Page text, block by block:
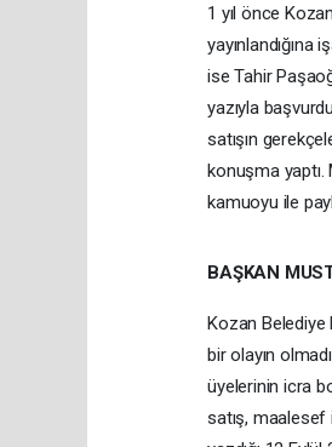
1 yıl önce
ise Tahir
yazıyla
satışın
konuşma yaptı.
kamuoyu ile
BAŞKAN
Kozan Belediye
bir olayın
üyelerinin icra
satış, maalesef